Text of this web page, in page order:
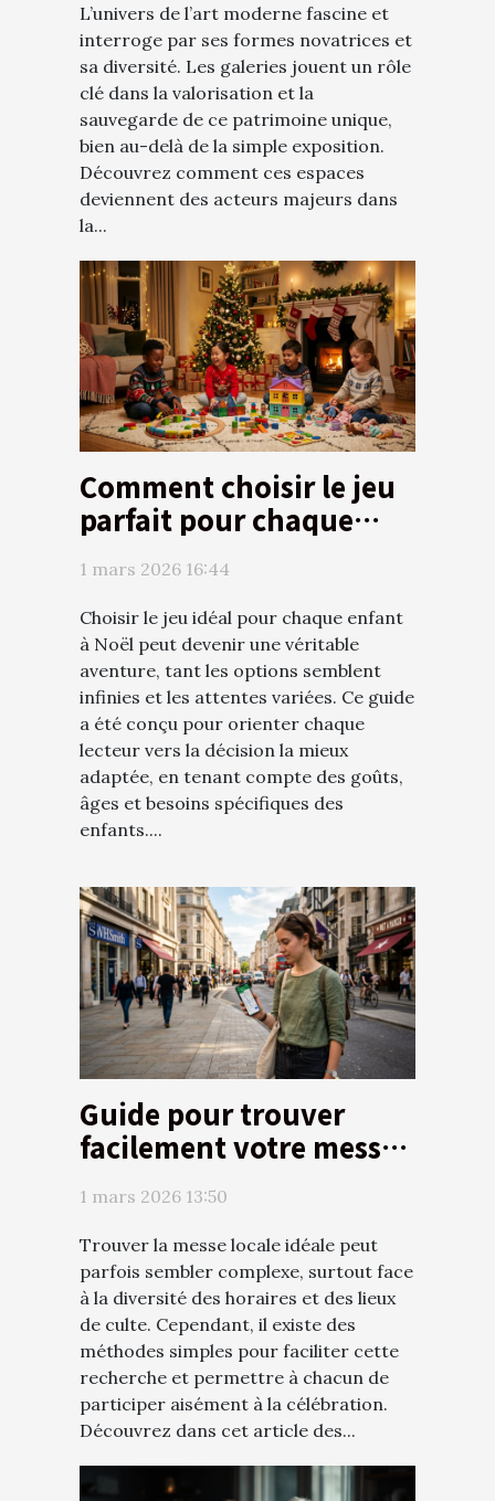
L’univers de l’art moderne fascine et
interroge par ses formes novatrices et
sa diversité. Les galeries jouent un rôle
clé dans la valorisation et la
sauvegarde de ce patrimoine unique,
bien au-delà de la simple exposition.
Découvrez comment ces espaces
deviennent des acteurs majeurs dans
la...
Comment choisir le jeu
parfait pour chaque
enfant ce Noël ?
1 mars 2026 16:44
Choisir le jeu idéal pour chaque enfant
à Noël peut devenir une véritable
aventure, tant les options semblent
infinies et les attentes variées. Ce guide
a été conçu pour orienter chaque
lecteur vers la décision la mieux
adaptée, en tenant compte des goûts,
âges et besoins spécifiques des
enfants....
Guide pour trouver
facilement votre messe
1 mars 2026 13:50
Trouver la messe locale idéale peut
parfois sembler complexe, surtout face
à la diversité des horaires et des lieux
de culte. Cependant, il existe des
méthodes simples pour faciliter cette
recherche et permettre à chacun de
participer aisément à la célébration.
Découvrez dans cet article des...